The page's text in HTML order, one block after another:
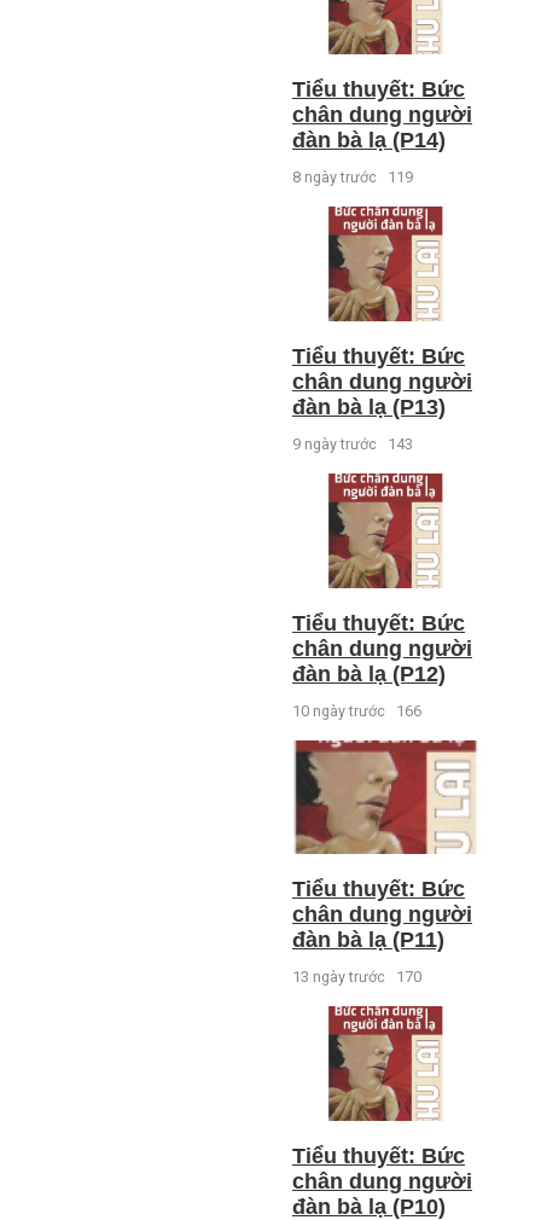
Tiểu thuyết: Bức
chân dung người
đàn bà lạ (P14)
8 ngày trước 119
Tiểu thuyết: Bức
chân dung người
đàn bà lạ (P13)
9 ngày trước 143
Tiểu thuyết: Bức
chân dung người
đàn bà lạ (P12)
10 ngày trước 166
Tiểu thuyết: Bức
chân dung người
đàn bà lạ (P11)
13 ngày trước 170
Tiểu thuyết: Bức
chân dung người
đàn bà lạ (P10)